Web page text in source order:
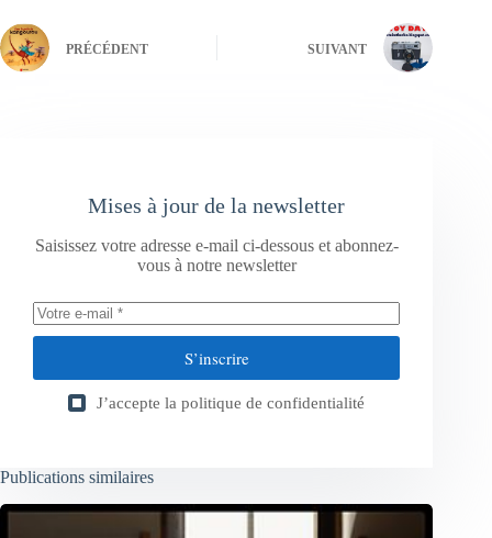
PRÉCÉDENT SUIVANT
Mises à jour de la newsletter
Saisissez votre adresse e-mail ci-dessous et abonnez-
vous à notre newsletter
S’inscrire
J’accepte la politique de confidentialité
Publications similaires